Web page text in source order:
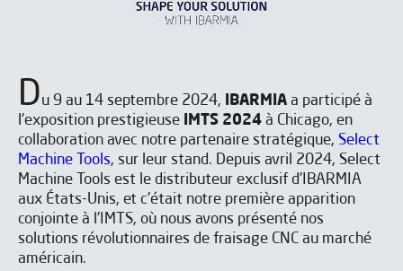
Du 9 au 14 septembre 2024, IBARMIA a participé à
l'exposition prestigieuse
IMTS 2024 à Chicago, en
collaboration avec notre partenaire stratégique, Select
Machine Tools, sur leur stand. Depuis avril 2024, Select
Machine Tools est le distributeur exclusif d'IBARMIA
aux États-Unis, et c'était notre première apparition
conjointe à l'IMTS, où nous avons présenté nos
solutions révolutionnaires de fraisage CNC au marché
américain.